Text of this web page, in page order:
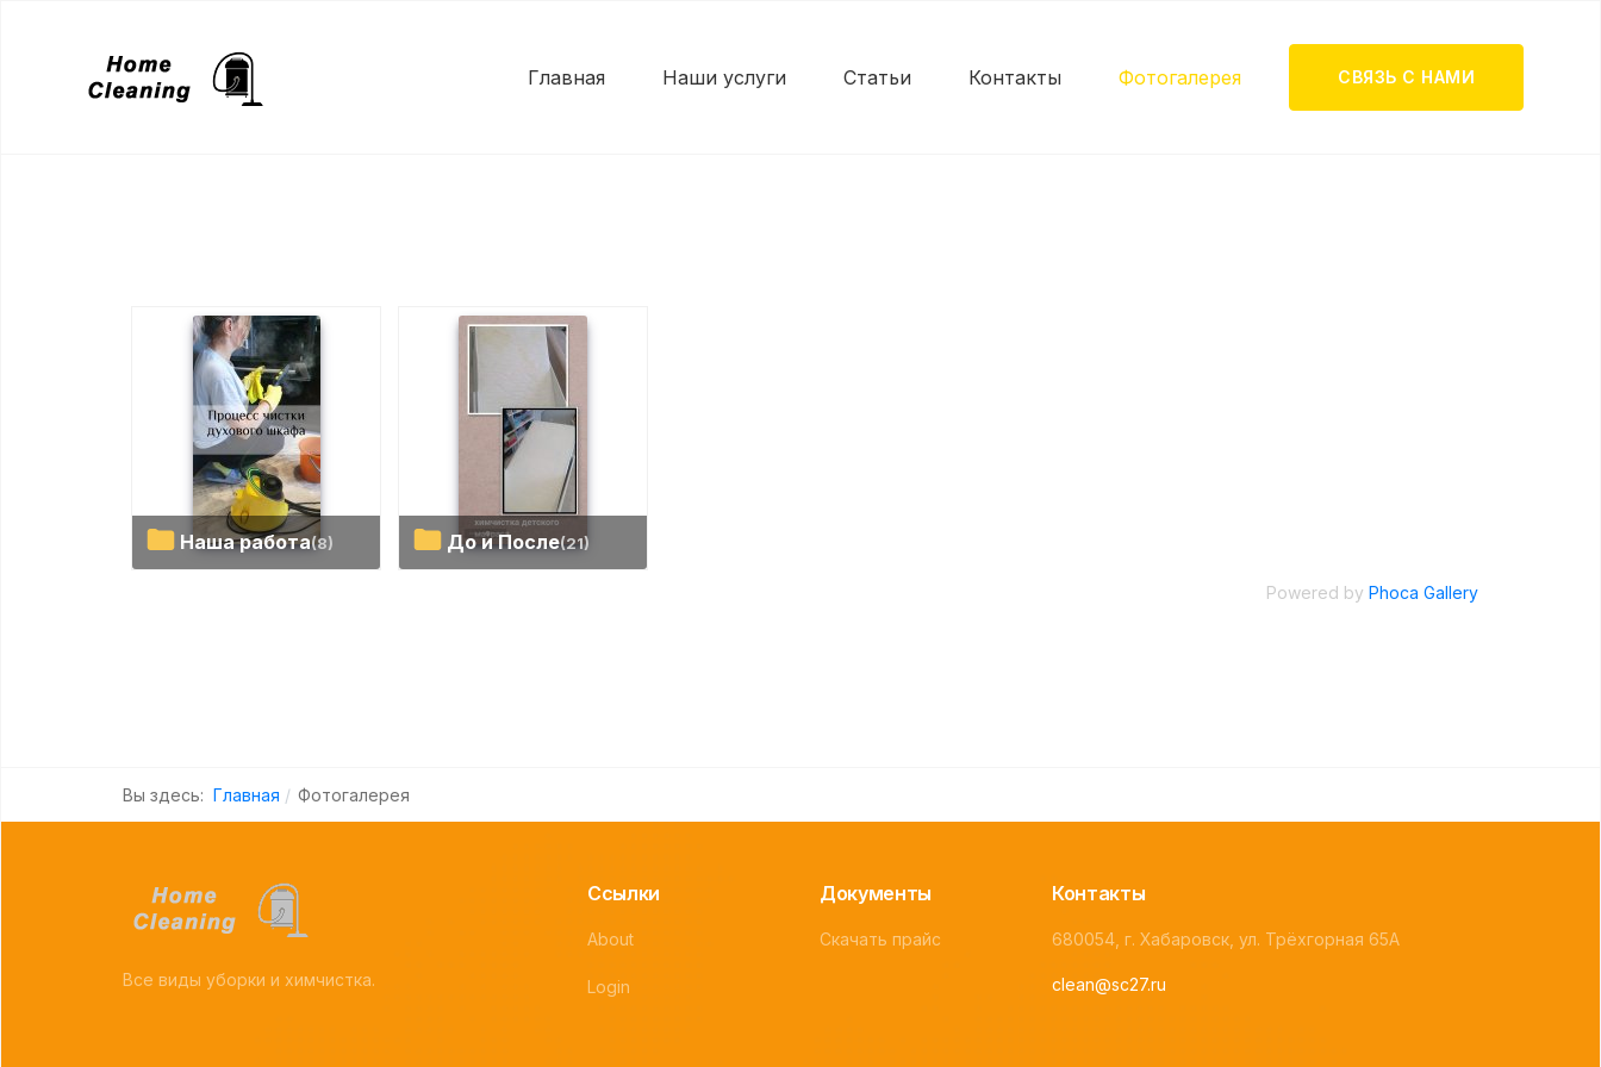
Главная Наши услуги Статьи Контакты Фотогалерея СВЯЗЬ С НАМИ
Наша работа(8) До и После(21)
Powered by Phoca Gallery
Вы здесь: Главная Фотогалерея
Все виды уборки и химчистка.
Ссылки
About
Login
Документы
Скачать прайс
Контакты
680054, г. Хабаровск, ул. Трёхгорная 65А
clean@sc27.ru